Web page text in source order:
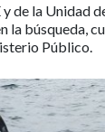
de la Unidad
la búsqueda,
Público.